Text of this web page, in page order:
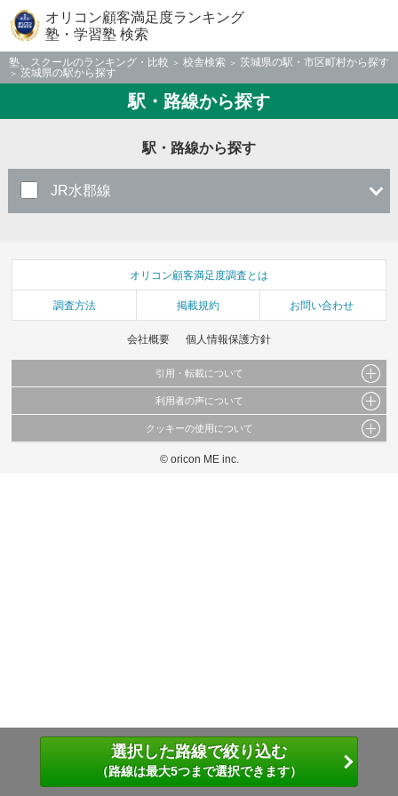
オリコン顧客満足度ランキング
塾・学習塾 検索
塾、スクールのランキング・比較 校舎検索
茨城県の駅・市区町村から探す
茨城県の駅から探す
駅・路線から探す
駅・路線から探す
JR水郡線
選択した路線で絞り込む
（路線は最大5つまで選択できます）
オリコン顧客満足度調査とは
調査方法 掲載規約 お問い合わせ
会社概要 個人情報保護方針
引用・転載について
当サイトで公開されている情報（文字、写真、イラスト、画像データ等）及びこれらの配
これらの情報を権利者の許可なく無断転載・複製などの二次利用を行うことは固く禁じて
利用者の声について
当サイトに掲載している内容はすべてサービスの利用者が提出された見解・感想です。
弊社の見解・ 意見ではないことをご理解いただいた上でご覧ください。
クッキーの使用について
このサイトでは Cookie を使用して、ユーザーに合わせたコンテンツや広告の表示、ソー
© oricon ME inc.